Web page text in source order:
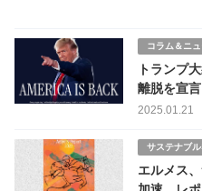
コラム＆ニ
トランプ
2025.01.21
サステナブ
エルメス